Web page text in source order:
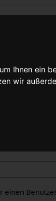
Ihnen ein
wir
einen